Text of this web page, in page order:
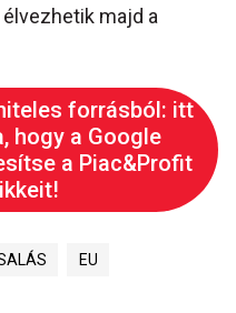
majd a
forrásból: itt
hogy a Google
a Piac&Profit
EU